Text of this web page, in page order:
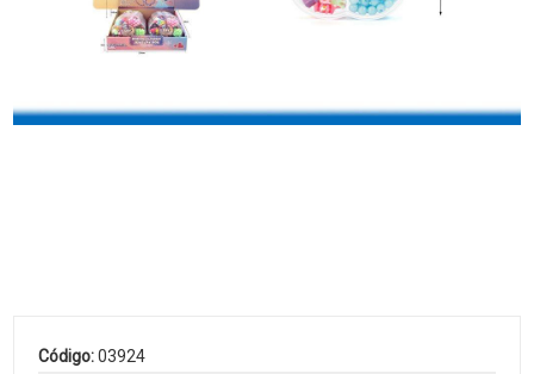
Código:03924